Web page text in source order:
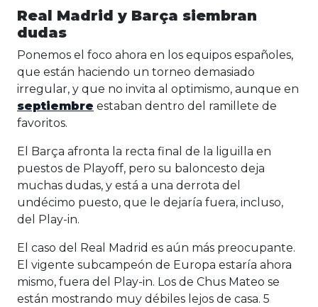
Real Madrid y Barça siembran
dudas
Ponemos el foco ahora en los equipos españoles,
que están haciendo un torneo demasiado
irregular, y que no invita al optimismo, aunque en
septiembre estaban dentro del ramillete de
favoritos.
El Barça afronta la recta final de la liguilla en
puestos de Playoff, pero su baloncesto deja
muchas dudas, y está a una derrota del
undécimo puesto, que le dejaría fuera, incluso,
del Play-in.
El caso del Real Madrid es aún más preocupante.
El vigente subcampeón de Europa estaría ahora
mismo, fuera del Play-in. Los de Chus Mateo se
están mostrando muy débiles lejos de casa. 5